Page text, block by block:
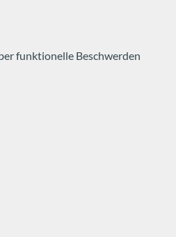
funktionelle Beschwerden